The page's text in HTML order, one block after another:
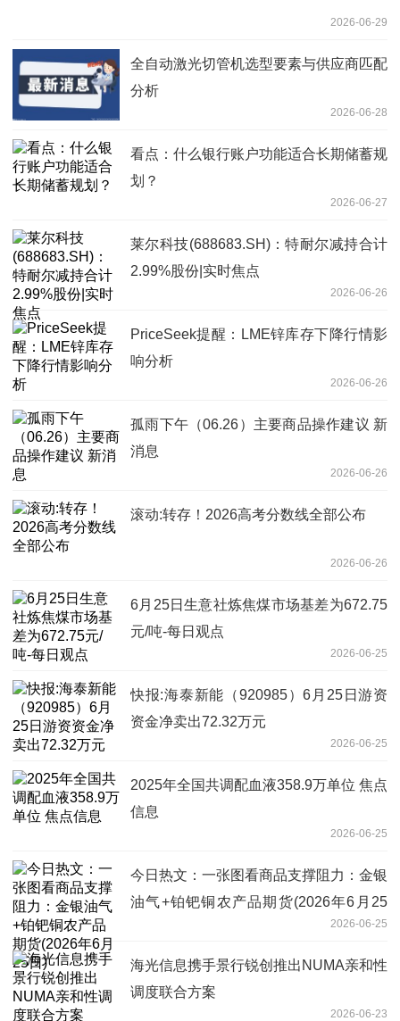
2026-06-29
全自动激光切管机选型要素与供应商匹配
分析
2026-06-28
看点：什么银行账户功能适合长期储蓄规
划？
2026-06-27
莱尔科技(688683.SH)：特耐尔减持合计
2.99%股份|实时焦点
2026-06-26
PriceSeek提醒：LME锌库存下降行情影
响分析
2026-06-26
孤雨下午（06.26）主要商品操作建议 新
消息
2026-06-26
滚动:转存！2026高考分数线全部公布
2026-06-26
6月25日生意社炼焦煤市场基差为672.75
元/吨-每日观点
2026-06-25
快报:海泰新能（920985）6月25日游资
资金净卖出72.32万元
2026-06-25
2025年全国共调配血液358.9万单位 焦点
信息
2026-06-25
今日热文：一张图看商品支撑阻力：金银
油气+铂钯铜农产品期货(2026年6月25
2026-06-25
海光信息携手景行锐创推出NUMA亲和性
调度联合方案
2026-06-23